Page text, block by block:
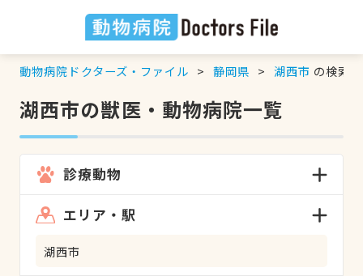
動物病院ドクターズ・ファイル 静岡県 湖西市 の検索
湖西市の獣医・動物病院一覧
診療動物
エリア・駅
湖西市